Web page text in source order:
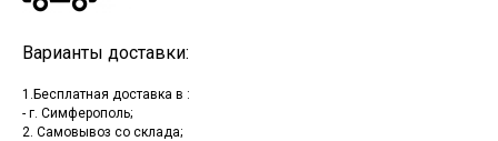
Варианты доставки:
1.Бесплатная доставка в :
- г. Симферополь;
2. Самовывоз со склада;